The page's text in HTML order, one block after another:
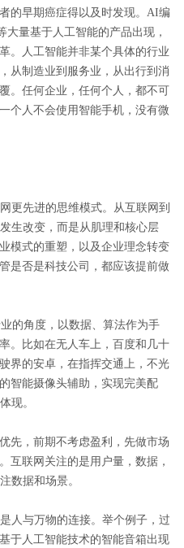
的早期癌症得以及时发现。AI编
量基于人工智能的产品出现，
。
人工智能并非某个具体的行业
从制造业到服务业，从出行到消
。 任何企业，任何个人，都不可
个人不会使用智能手机，没有微
先进的思维模式。从互联网到
生改变，而是从肌理和核心层
模式的重塑，以及企业理念转变
是否是科技公司，都应该提前做
角度，以数据、算法作为手
。比如在无人车上，百度和几十
界的安卓，在指挥交通上，不光
智能摄像头辅助，实现完美配
现。
，前期不考虑盈利，先做市场
互联网关注的是用户量，数据，
数据和场景。
与万物的连接。举个例子，过
于人工智能技术的智能音箱出现